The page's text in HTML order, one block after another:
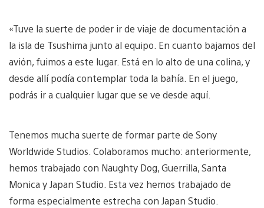
«Tuve la suerte de poder ir de viaje de documentación a
la isla de Tsushima junto al equipo. En cuanto bajamos del
avión, fuimos a este lugar. Está en lo alto de una colina, y
desde allí podía contemplar toda la bahía. En el juego,
podrás ir a cualquier lugar que se ve desde aquí.
Tenemos mucha suerte de formar parte de Sony
Worldwide Studios. Colaboramos mucho: anteriormente,
hemos trabajado con Naughty Dog, Guerrilla, Santa
Monica y Japan Studio. Esta vez hemos trabajado de
forma especialmente estrecha con Japan Studio.